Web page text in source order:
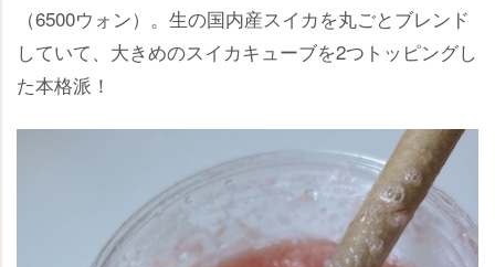
（6500ウォン）。生の国内産スイカを丸ごとブレンド
していて、大きめのスイカキューブを2つトッピングし
た本格派！